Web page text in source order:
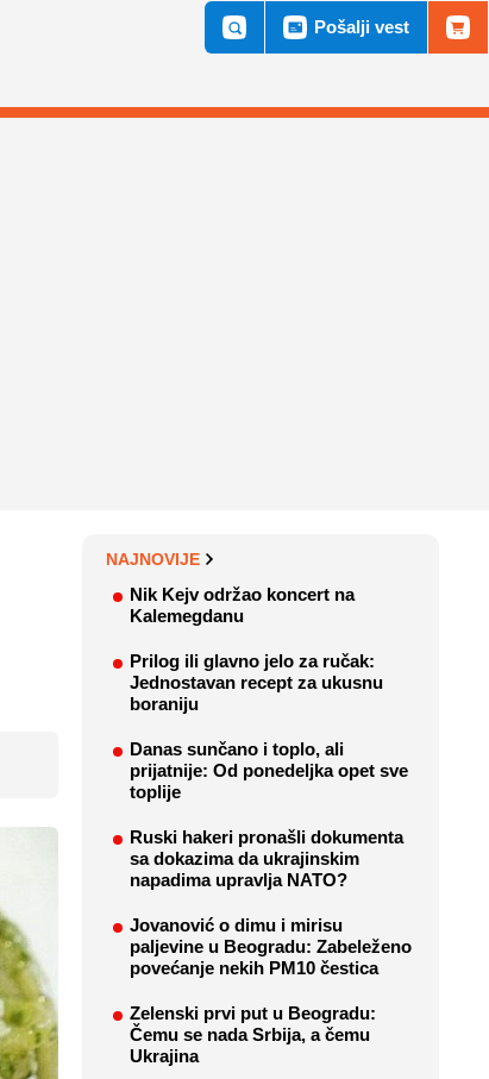
Pošalji vest
NAJNOVIJE
Nik Kejv održao koncert na
Kalemegdanu
Prilog ili glavno jelo za ručak:
Jednostavan recept za ukusnu
boraniju
Danas sunčano i toplo, ali
prijatnije: Od ponedeljka opet sve
toplije
Ruski hakeri pronašli dokumenta
sa dokazima da ukrajinskim
napadima upravlja NATO?
Jovanović o dimu i mirisu
paljevine u Beogradu: Zabeleženo
povećanje nekih PM10 čestica
Zelenski prvi put u Beogradu:
Čemu se nada Srbija, a čemu
Ukrajina